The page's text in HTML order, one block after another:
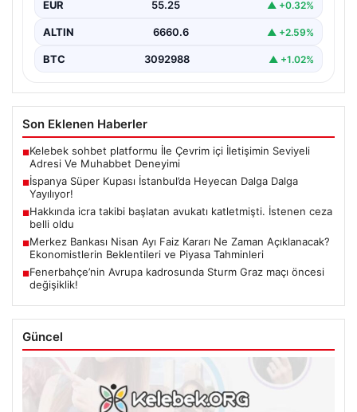
EUR 55.25 ▲ +0.32%
ALTIN 6660.6 ▲ +2.59%
BTC 3092988 ▲ +1.02%
Son Eklenen Haberler
■Kelebek sohbet platformu İle Çevrim içi İletişimin Seviyeli
Adresi Ve Muhabbet Deneyimi
■İspanya Süper Kupası İstanbul’da Heyecan Dalga Dalga
Yayılıyor!
■Hakkında icra takibi başlatan avukatı katletmişti. İstenen ceza
belli oldu
■Merkez Bankası Nisan Ayı Faiz Kararı Ne Zaman Açıklanacak?
Ekonomistlerin Beklentileri ve Piyasa Tahminleri
■Fenerbahçe’nin Avrupa kadrosunda Sturm Graz maçı öncesi
değişiklik!
Güncel